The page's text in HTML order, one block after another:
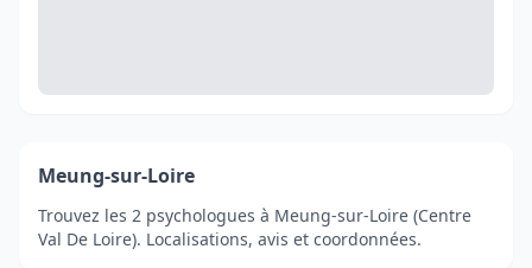
Meung-sur-Loire
Trouvez les 2 psychologues à Meung-sur-Loire (Centre
Val De Loire). Localisations, avis et coordonnées.